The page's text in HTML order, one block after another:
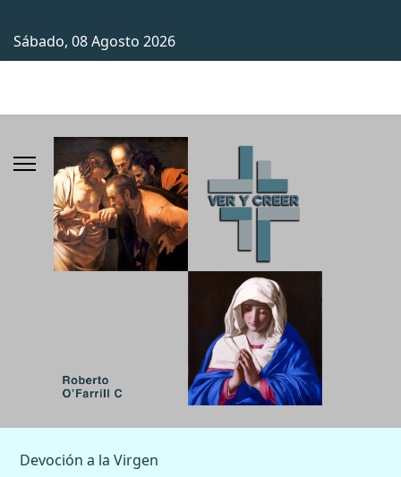
Sábado, 08 Agosto 2026
Devoción a la Virgen